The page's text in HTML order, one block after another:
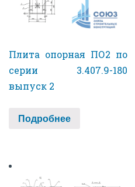
Плита опорная ПО2 по
серии 3.407.9-180
выпуск 2
Подробнее